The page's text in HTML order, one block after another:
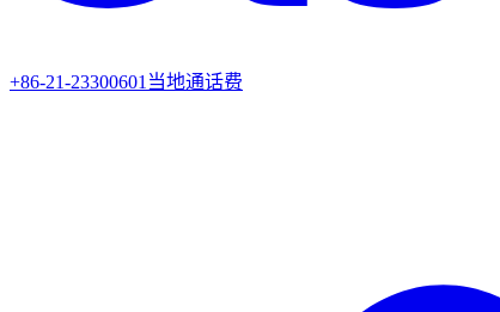
+86-21-23300601 当地通话费